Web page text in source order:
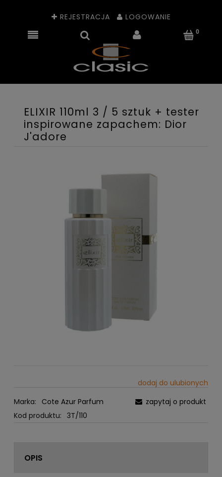
REJESTRACJA LOGOWANIE
ELIXIR 110ml 3 / 5 sztuk + tester
inspirowane zapachem: Dior
J'adore
dodaj do ulubionych
Marka:
Cote Azur Parfum
Kod produktu: 3T/110
zapytaj o produkt
OPIS